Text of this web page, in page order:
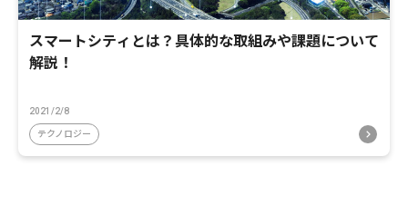
スマートシティとは？具体的な取組みや課題について
解説！
2021/2/8
テクノロジー